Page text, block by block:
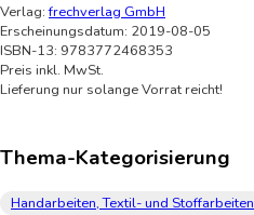
Verlag:frechverlag GmbH
Erscheinungsdatum: 2019-08-05
ISBN-13: 9783772468353
Preis inkl. MwSt.
Lieferung nur solange Vorrat reicht!
Thema-Kategorisierung
Handarbeiten, Textil- und Stoffarbeiten